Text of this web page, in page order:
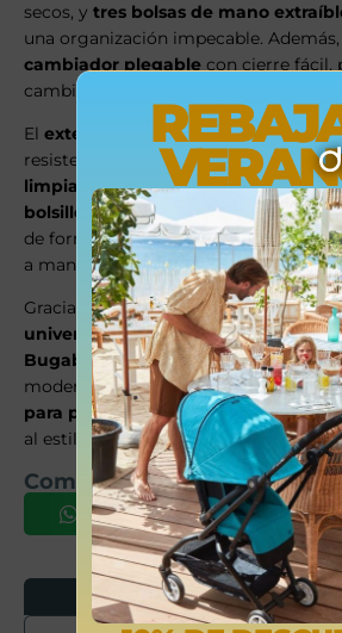
secos, y tres bolsas de mano
una organización impecable.
cambiador plegable con cierre fácil,
cambios de pañales rápidos y
El exterior con tejido repelente al
resistente a derrames, mientras que
limpiar
simplifica su mantenimiento
bolsillo con cremallera ocultapara
de forma segura, y un
a mantener la temperatura del
Gracias a losganchos integradosy
universales, es compatible contodos
Bugaboo(excepto Bugaboo Ant y
moderno y funcional lo convierte en
para padres activos que buscan
al estilo.
Comparte este producto
Opiniones